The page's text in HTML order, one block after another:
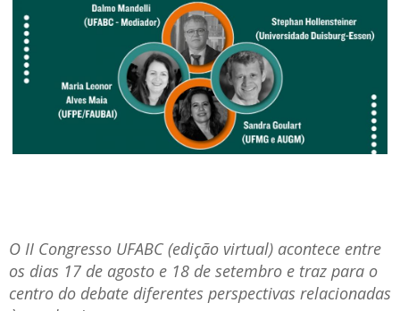
O II Congresso UFABC (edição virtual) acontece entre
os dias 17 de agosto e 18 de setembro e traz para o
centro do debate diferentes perspectivas relacionadas